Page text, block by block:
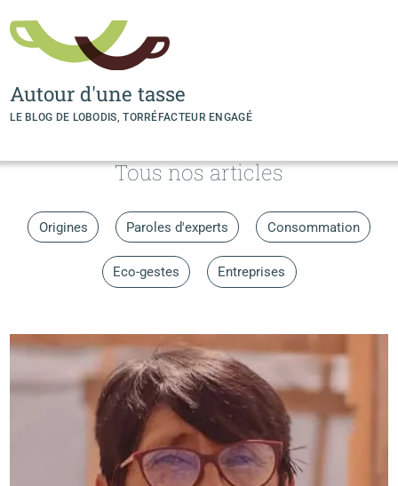
Autour d'une tasse
LE BLOG DE LOBODIS, TORRÉFACTEUR ENGAGÉ
Tous nos articles
Origines Paroles d'experts Consommation
Eco-gestes Entreprises